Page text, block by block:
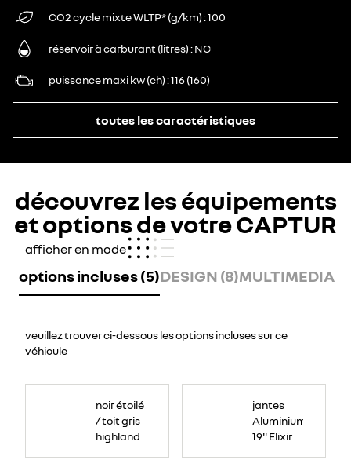
CO2 cycle mixte WLTP* (g/km) 100
réservoir à carburant (litres) NC
puissance maxi kw (ch) 116 (160)
toutes les caractéristiques
découvrez les équipements
et options de votre CAPTUR
afficher en mode
options incluses (5)DESIGN (8)MULTIMEDIA
veuillez trouver ci-dessous les options incluses sur ce
véhicule
noir étoilé
/ toit gris
highland
jantes
Aluminium
19'' Elixir